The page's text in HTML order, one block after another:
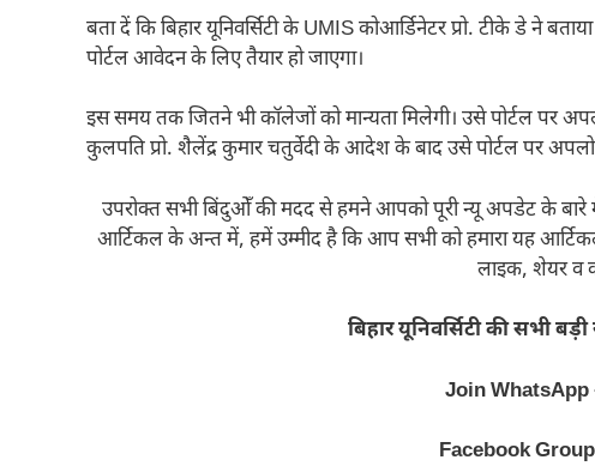
बता दें कि बिहार यूनिवर्सिटी के UMIS कोआर्डिनेटर प्रो. टीके डे ने
पोर्टल आवेदन के लिए तैयार हो जाएगा।
इस समय तक जितने भी कॉलेजों को मान्यता मिलेगी। उसे पोर्टल पर
कुलपति प्रो. शैलेंद्र कुमार चतुर्वेदी के आदेश के बाद उसे पोर्टल पर
उपरोक्त सभी बिंदुओँ की मदद से हमने आपको पूरी न्यू अपडेट के बारे
आर्टिकल के अन्त में, हमें उम्मीद है कि आप सभी को हमारा यह
लाइक, शेयर व
बिहार यूनिवर्सिटी की सभी
Join WhatsApp
Facebook